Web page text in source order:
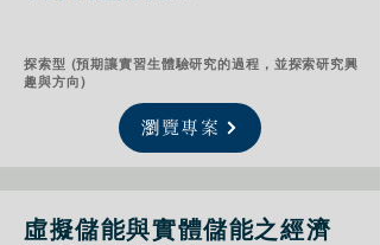
探索型 (預期讓實習生體驗研究的過程，並探索研究興
趣與方向)
瀏覽專案
虛擬儲能與實體儲能之經濟